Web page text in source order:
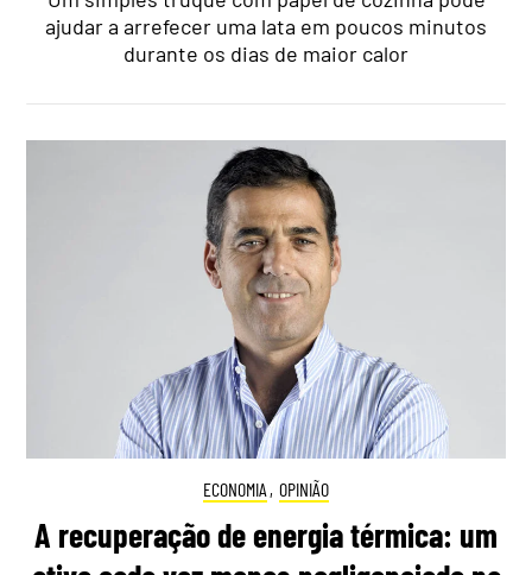
ajudar a arrefecer uma lata em poucos minutos
durante os dias de maior calor
ECONOMIA , OPINIÃO
A recuperação de energia térmica: um